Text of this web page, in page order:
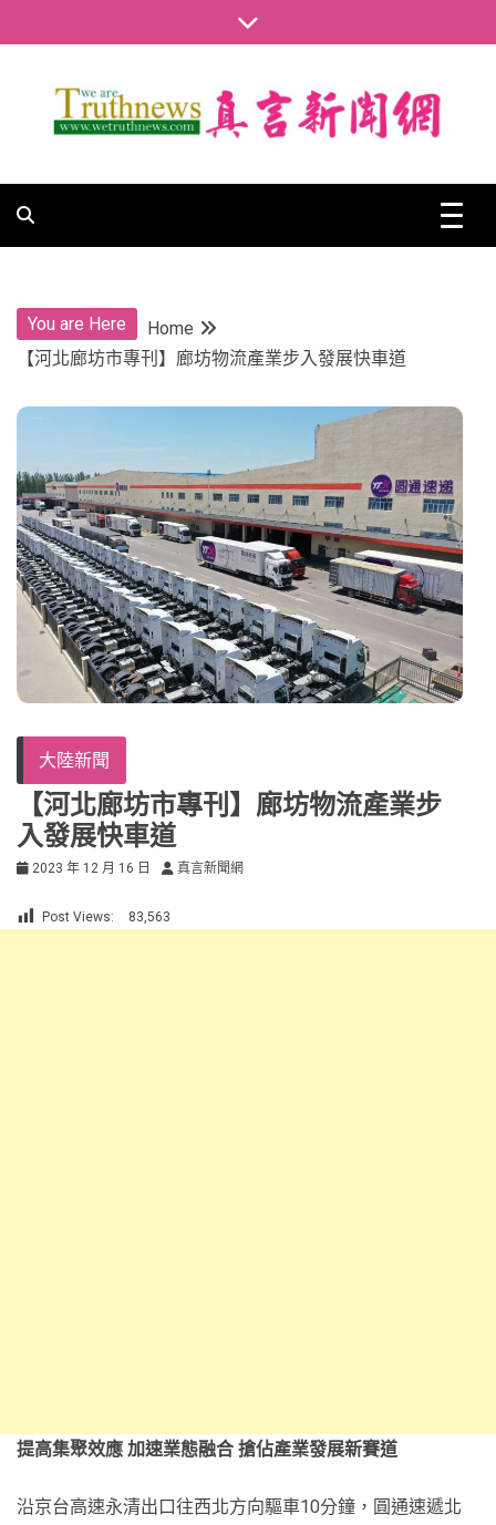
to
真言新聞網
You are Here
Home
【河北廊坊市專刊】廊坊物流產業步入發展快車道
大陸新聞
【河北廊坊市專刊】廊坊物流產業步
入發展快車道
2023 年 12 月 16 日 真言新聞網
Post Views: 83,563
提高集聚效應 加速業態融合 搶佔產業發展新賽道
沿京台高速永清出口往西北方向驅車10分鐘，圓通速遞北